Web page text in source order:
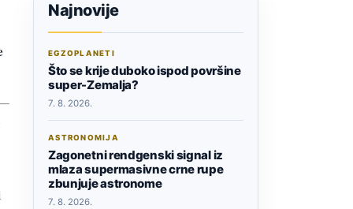
Najnovije
EGZOPLANETI
Što se krije duboko ispod površine
super-Zemalja?
7. 8. 2026.
ASTRONOMIJA
Zagonetni rendgenski signal iz
mlaza supermasivne crne rupe
zbunjuje astronome
7. 8. 2026.